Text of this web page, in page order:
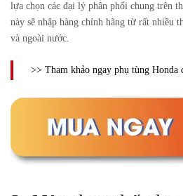
lựa chọn các đại lý phân phối chung trên
này sẽ nhập hàng chính hãng từ rất nhiều
và ngoài nước.
>> Tham khảo ngay phụ tùng Honda